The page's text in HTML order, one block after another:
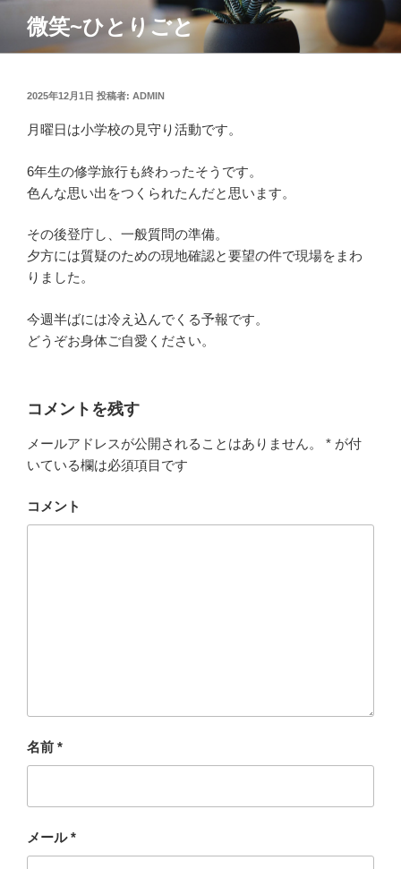
テ
微笑~ひとりごと
投
日:
2025年12月1日 投稿者: ADMIN
月曜日は小学校の見守り活動です。
6年生の修学旅行も終わったそうです。
色んな思い出をつくられたんだと思います。
その後登庁し、一般質問の準備。
夕方には質疑のための現地確認と要望の件で現場をまわ
りました。
今週半ばには冷え込んでくる予報です。
どうぞお身体ご自愛ください。
コメントを残す
メールアドレスが公開されることはありません。 * が付
いている欄は必須項目です
コメント
名前 *
メール*